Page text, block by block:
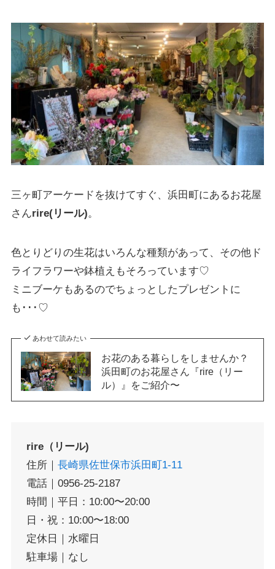
三ヶ町アーケードを抜けてすぐ、浜田町にあるお花屋
さんrire(リール)。
色とりどりの生花はいろんな種類があって、その他ド
ライフラワーや鉢植えもそろっています♡
ミニブーケもあるのでちょっとしたプレゼントに
も･･･♡
あわせて読みたい
お花のある暮らしをしませんか？
浜田町のお花屋さん『rire（リー
ル）』をご紹介〜
rire（リール)
住所｜長崎県佐世保市浜田町1-11
電話｜0956-25-2187
時間｜平日：10:00〜20:00
日・祝：10:00〜18:00
定休日｜水曜日
駐車場｜なし